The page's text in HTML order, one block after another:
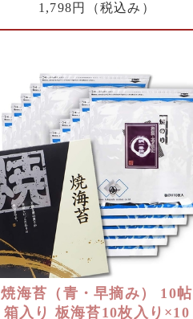
1,798円 （税込み）
焼海苔（青・早摘み） 10帖
箱入り 板海苔10枚入り×10